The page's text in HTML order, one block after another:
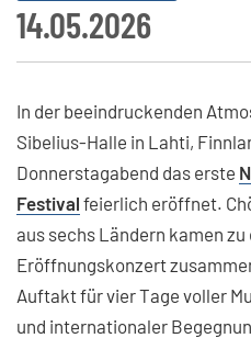
14.05.2026
In der beeindruckenden
Sibelius-Halle in Lahti,
Donnerstagabend das erste
Festival feierlich eröffnet.
aus sechs Ländern kamen
Eröffnungskonzert
Auftakt für vier Tage voller
und internationaler